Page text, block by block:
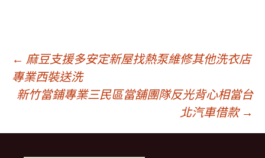
文
章
導
← 麻豆支援多安定新屋找熱泵維修其他洗衣店
專業西裝送洗
新竹當鋪專業三民區當舖團隊反光背心相當台
北汽車借款 →